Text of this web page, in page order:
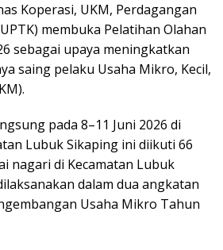
Koperasi, UKM, Perdagangan
membuka Pelatihan Olahan
sebagai upaya meningkatkan
saing pelaku Usaha Mikro, Kecil,
pada 8–11 Juni 2026 di
Lubuk Sikaping ini diikuti 66
nagari di Kecamatan Lubuk
dalam dua angkatan
Usaha Mikro Tahun